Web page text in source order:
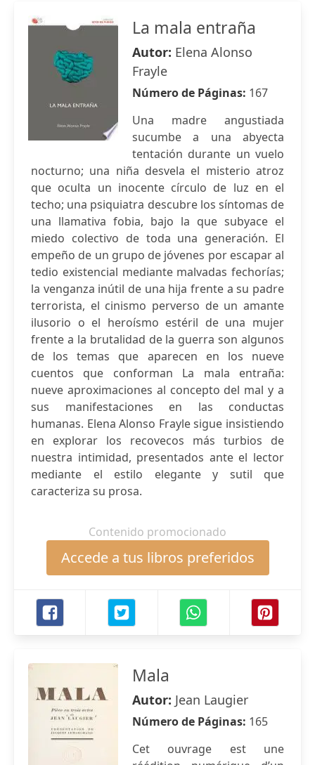
La mala entraña
Autor: Elena Alonso
Frayle
Número de Páginas: 167
Una madre angustiada
sucumbe a una abyecta
tentación durante un vuelo
nocturno; una niña desvela el misterio atroz
que oculta un inocente círculo de luz en el
techo; una psiquiatra descubre los síntomas de
una llamativa fobia, bajo la que subyace el
miedo colectivo de toda una generación. El
empeño de un grupo de jóvenes por escapar al
tedio existencial mediante malvadas fechorías;
la venganza inútil de una hija frente a su padre
terrorista, el cinismo perverso de un amante
ilusorio o el heroísmo estéril de una mujer
frente a la brutalidad de la guerra son algunos
de los temas que aparecen en los nueve
cuentos que conforman La mala entraña:
nueve aproximaciones al concepto del mal y a
sus manifestaciones en las conductas
humanas. Elena Alonso Frayle sigue insistiendo
en explorar los recovecos más turbios de
nuestra intimidad, presentados ante el lector
mediante el estilo elegante y sutil que
caracteriza su prosa.
Contenido promocionado
Accede a tus libros preferidos
Mala
Autor: Jean Laugier
Número de Páginas: 165
Cet ouvrage est une